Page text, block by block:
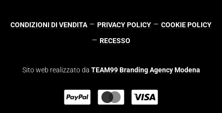
CONDIZIONI DI VENDITA – PRIVACY POLICY – COOKIE POLICY
– RECESSO
Sito web realizzato da TEAM99 Branding Agency Modena